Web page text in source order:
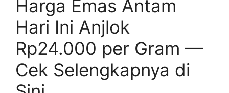
Harga Emas Antam
Hari Ini Anjlok
Rp24.000 per Gram —
Cek Selengkapnya di